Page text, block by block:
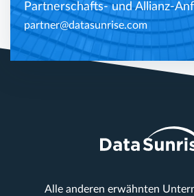
Partnerschafts- und Allianz-
partner@datasunrise.com
Alle anderen erwähnten